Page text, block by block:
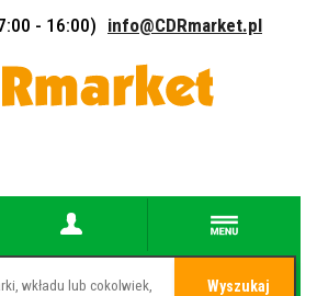
- 16:00) info@CDRmarket.pl
Wyszukaj